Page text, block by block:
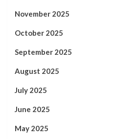
November 2025
October 2025
September 2025
August 2025
July 2025
June 2025
May 2025